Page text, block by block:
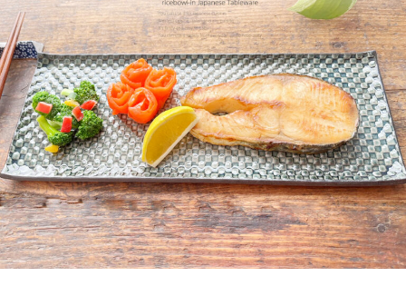
≪再入荷≫ お待たせしました！窯出し入荷しました♪職人の手で
そ～っとくぼませた変型どんぶり 黒釉ブラック
2022/11/15
≪おすすめ≫ さむ～い朝にあったかスープ♪松助窯 しのぎ 片手
スープカップ
2022/11/12
≪おすすめ≫ あったか鍋をお楽しみください♪とんすい小鉢がつ
いたお鍋セットです。